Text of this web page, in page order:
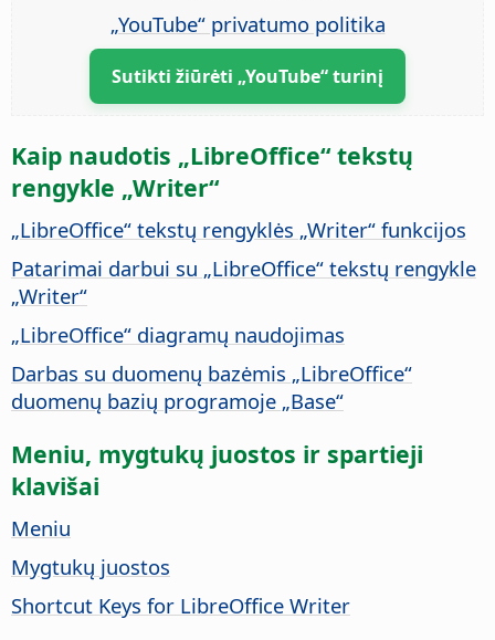
„YouTube“ privatumo politika
Sutikti žiūrėti „YouTube“ turinį
Kaip naudotis „LibreOffice“ tekstų
rengykle „Writer“
„LibreOffice“ tekstų rengyklės „Writer“ funkcijos
Patarimai darbui su „LibreOffice“ tekstų rengykle
„Writer“
„LibreOffice“ diagramų naudojimas
Darbas su duomenų bazėmis „LibreOffice“
duomenų bazių programoje „Base“
Meniu, mygtukų juostos ir spartieji
klavišai
Meniu
Mygtukų juostos
Shortcut Keys for LibreOffice Writer